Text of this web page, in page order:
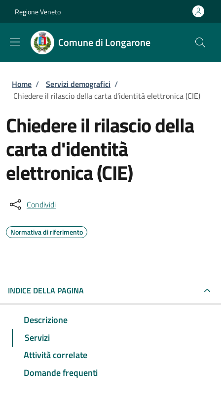
Regione Veneto
Comune di Longarone
Briciole di pane
Home / Servizi demografici /
Chiedere il rilascio della carta d'identità elettronica (CIE)
Chiedere il rilascio della
carta d'identità
elettronica (CIE)
Condividi
Normativa di riferimento
INDICE DELLA PAGINA
Descrizione
Servizi
Attività correlate
Domande frequenti